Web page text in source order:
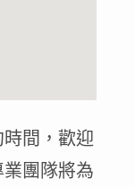
間，歡迎
團隊將為